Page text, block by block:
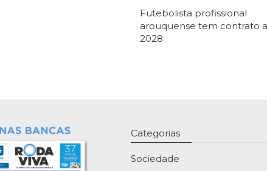
Futebolista profissional
arouquense tem contrato
2028
Categorias
Sociedade